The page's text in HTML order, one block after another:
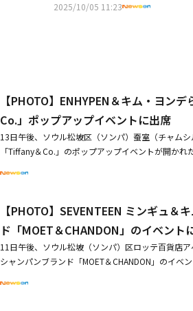
2025/10/05 11:23
【PHOTO】ENHYPEN＆キム・ヨン
Co.」ポップアップイベントに出席
13日午後、ソウル松坡区（ソンパ）蚕室（チャム
「Tiffany＆Co.」のポップアップイベントが開か
ヨン、コ・ヒョンジョン、MY Qらが出席した。・
今後の計画やシン・ミナへの愛情明かす中学生の
【PHOTO】SEVENTEEN ミンギュ＆
ド「MOET＆CHANDON」のイベント
11日午後、ソウル松坡（ソンパ）区ロッテ百貨店
シャンパンブランド「MOET＆CHANDON」のイベ
きがございますので、予めご了承ください。・